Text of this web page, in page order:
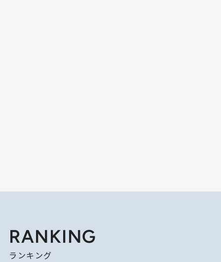
RANKING
ランキング